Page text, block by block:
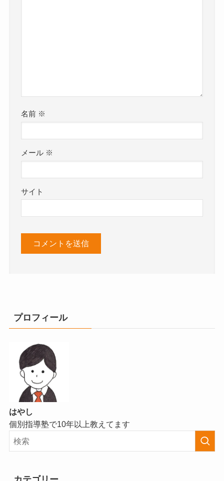
名前 ※
メール ※
サイト
プロフィール
はやし
個別指導塾で10年以上教えてます